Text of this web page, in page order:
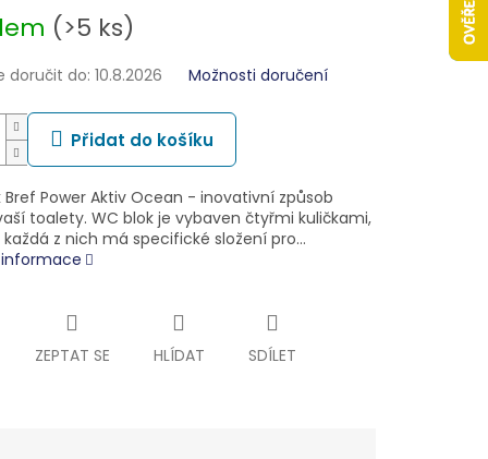
(>5 ks)
doručit do: 10.8.2026 Možnosti doručení
Přidat do košíku
Bref Power Aktiv Ocean - inovativní způsob
toalety. WC blok je vybaven čtyřmi kuličkami,
z nich má specifické složení pro…
ZEPTAT SE HLÍDAT SDÍLET